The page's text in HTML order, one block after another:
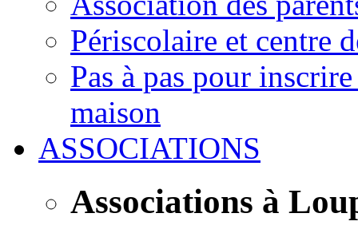
Périscolaire et centre
Pas à pas pour
maison
ASSOCIATIONS
Associations à